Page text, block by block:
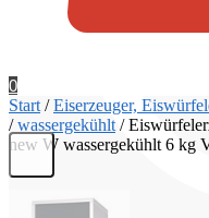
0
Start /Eiserzeuger,
/wassergekühlt /
new W wassergekühlt 6 kg